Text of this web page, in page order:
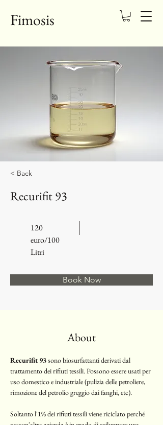
Fimosis
< Back
Recurifit 93
120
euro/100
Litri
Book Now
About
Recurifit 93 sono biosurfattanti derivati dal
trattamento dei rifiuti tessili. Possono essere usati per
uso domestico e industriale (pulizia delle petroliere,
rimozione del petrolio greggio dai fanghi, etc).
Soltanto l'1% dei rifiuti tessili viene riciclato perché